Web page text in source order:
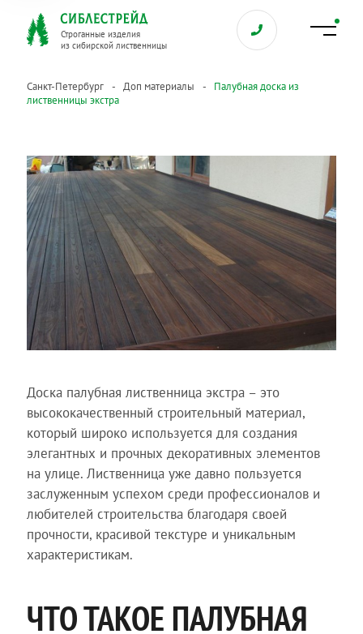
Строганные изделия
из сибирской лиственницы
Санкт-Петербург Доп материалы
Палубная доска из
лиственницы экстра
Доска палубная лиственница экстра – это
высококачественный строительный материал,
который широко используется для создания
элегантных и прочных декоративных элементов
на улице. Лиственница уже давно пользуется
заслуженным успехом среди профессионалов и
любителей строительства благодаря своей
прочности, красивой текстуре и уникальным
характеристикам.
ЧТО ТАКОЕ ПАЛУБНАЯ